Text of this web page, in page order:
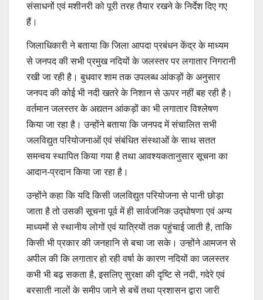
संसाधनों एवं मशीनरी को पूरी तरह तैयार रखने के निर्देश दिए गए
हैं।
जिलाधिकारी ने बताया कि जिला आपदा प्रबंधन केंद्र के माध्यम
से जनपद की सभी प्रमुख नदियों के जलस्तर पर लगातार निगरानी
रखी जा रही है। बुधवार शाम तक उपलब्ध आंकड़ों के अनुसार
जनपद की कोई भी नदी खतरे के निशान से ऊपर नहीं बह रही है।
वर्तमान जलस्तर के अद्यतन आंकड़ों का भी लगातार विश्लेषण
किया जा रहा है। उन्होंने बताया कि जनपद में संचालित सभी
जलविद्युत परियोजनाओं एवं संबंधित संस्थाओं के साथ सतत
समन्वय स्थापित किया गया है तथा आवश्यकतानुसार सूचना का
आदान-प्रदान किया जा रहा है।
उन्होंने कहा कि यदि किसी जलविद्युत परियोजना से पानी छोड़ा
जाता है तो उसकी सूचना पूर्व में ही सार्वजनिक उद्घोषणा एवं अन्य
माध्यमों से स्थानीय लोगों एवं यात्रियों तक पहुंचाई जाती है, ताकि
किसी भी प्रकार की जनहानि से बचा जा सके। उन्होंने आमजन से
अपील की कि लगातार हो रही वर्षा के कारण नदियों का जलस्तर
कभी भी बढ़ सकता है, इसलिए सुरक्षा की दृष्टि से नदी, गदेरे एवं
बरसाती नालों के समीप जाने से बचें तथा प्रशासन द्वारा जारी